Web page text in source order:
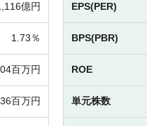
億円
1.73％
百万円
百万円
EPS(PER)
BPS(PBR)
ROE
単元株数